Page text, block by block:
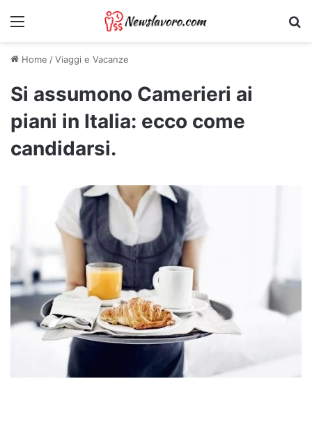
Menu
Home /Viaggi e Vacanze
Si assumono Camerieri ai
piani in Italia: ecco come
candidarsi.